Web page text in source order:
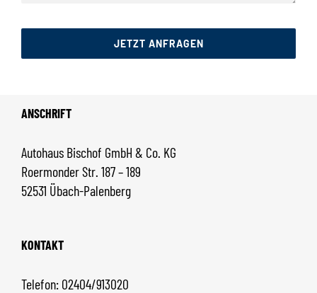
JETZT ANFRAGEN
ANSCHRIFT
Autohaus Bischof GmbH & Co. KG
Roermonder Str. 187 – 189
52531 Übach-Palenberg
KONTAKT
Telefon: 02404/913020